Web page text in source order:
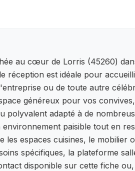
au cœur de Lorris (45260)
réception est idéale pour
ou de toute autre
généreux pour vos
adapté à de
paisible tout en
les espaces cuisines, le
spécifiques, la plateforme
disponible sur cette fiche